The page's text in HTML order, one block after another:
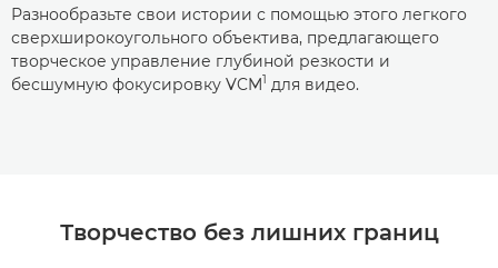
Разнообразьте свои истории с помощью этого легкого
сверхширокоугольного объектива, предлагающего
творческое управление глубиной резкости и
бесшумную фокусировку VCM1 для видео.
Творчество без лишних границ